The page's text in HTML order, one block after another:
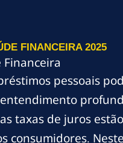
FINANCEIRA 2025
Financeira
pessoais
taxas de juros